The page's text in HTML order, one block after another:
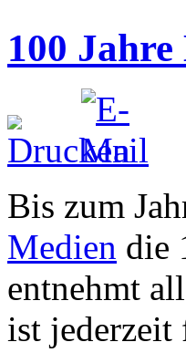
100
Bis zum
Medien die
entnehmt
ist jederzeit